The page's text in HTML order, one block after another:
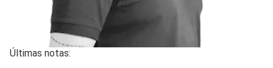
Últimas notas: